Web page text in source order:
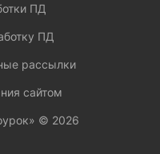
ПД
ПД
рассылки
сайтом
© 2026